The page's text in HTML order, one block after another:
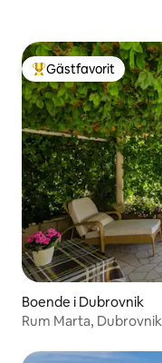
Populär gästfavorit
Gästfavorit
Boende i Dubrovnik
Rum Marta, Dubrovnik